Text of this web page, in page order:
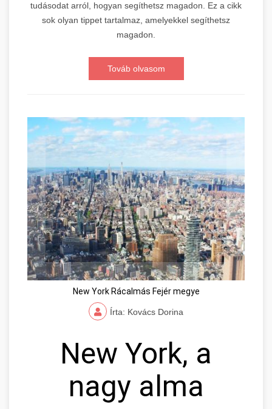
tudásodat arról, hogyan segíthetsz magadon. Ez a cikk
sok olyan tippet tartalmaz, amelyekkel segíthetsz
magadon.
Továb olvasom
New York Rácalmás Fejér megye
Írta: Kovács Dorina
New York, a
nagy alma